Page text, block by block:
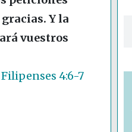
Y la
vuestros
Filipenses 4:6-7